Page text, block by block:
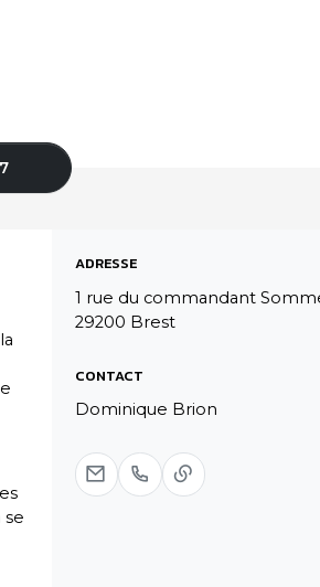
se
ADRESSE
1 rue du commandant
29200 Brest
CONTACT
Dominique Brion